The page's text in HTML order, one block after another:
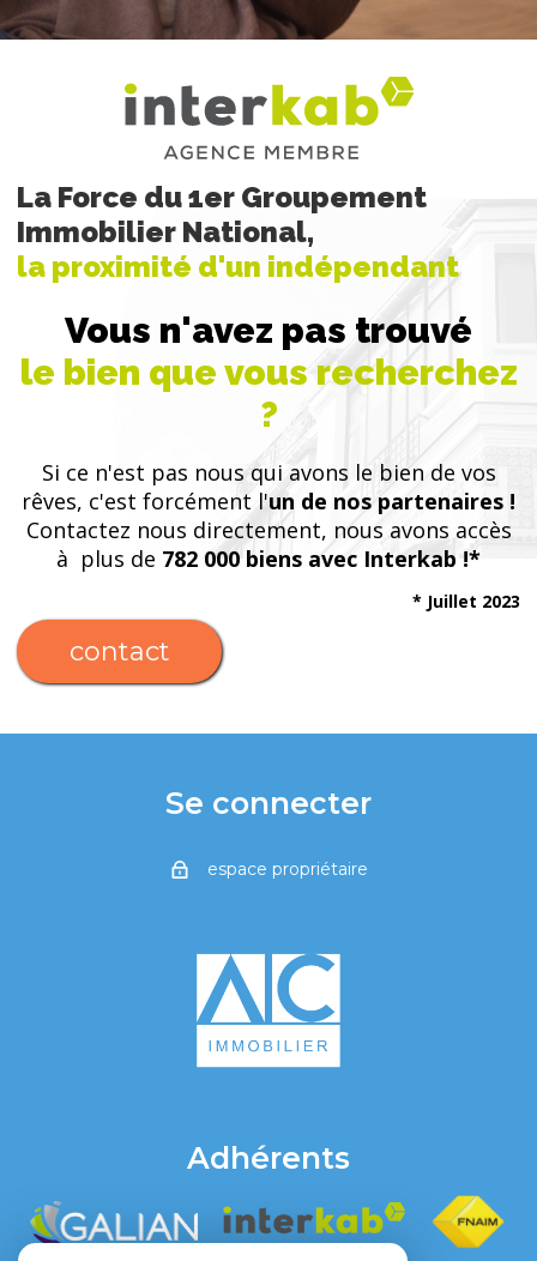
La Force du 1er Groupement
Immobilier National,
la proximité d'un indépendant
Vous n'avez pas trouvé
le bien que vous recherchez
?
Si ce n'est pas nous qui avons le bien de vos
rêves, c'est forcément l'un de nos partenaires !
Contactez nous directement, nous avons accès
à plus de 782 000 biens avec Interkab !*
contact
* Juillet 2023
Se connecter
espace propriétaire
Adhérents